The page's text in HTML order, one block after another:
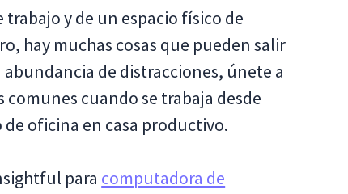
y de un espacio físico de
hay muchas cosas que pueden salir
de distracciones, únete a
cuando se trabaja desde
oficina en casa productivo.
para computadora de